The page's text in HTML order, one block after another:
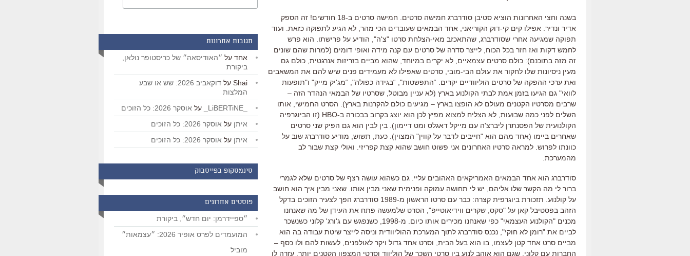
בשנה וחצי האחרונות הוציא סטיבן סודרברג חמישה סרטים. חמישה סרטים ב-18 חודשים! זה הספק
אדיר ונדיר. אפילו קים קי-דוק הקוריאני, אחד הבמאים שעובדים הכי מהר, לא הגיע לתפוקה כזאת. ועוד
תפוקה שמגיעה אחרי שסודרברג, שהתאכזב מאי-הצלחת סרטו "צ'ה", הודיע על פרישתו. הוא פרש
לחמש דקות ואז חזר בכל הכוח, לייצר סדרה של סרטים עם קנה מידה ואופי דומים (למרות שהם שונים
זה מזה בתוכנם): כולם סרטים עצמאיים, לא יקרים במיוחד, שהוא מביים בזריזות אנרגטית, כולם גם
מעין ניסיונות שלו לחקור את עולם הבי-מובי, סרטים שאפילו לא מעמידים פנים שיש להם את המשאבים
ואת ערכי ההפקה של סרטים הוליוודיים יקרים. “התפשטות", “בגידה כפולה", “מג'יק מייק" ו"תופעות
לוואי" גם הגיעו בזמן אמת לבתי הקולנוע בארץ (לא עניין מבוטל, שסרטיו של הבמאי הנהדר הזה –
שרבים מסרטיו הקטנים מעולם לא הופצו בארץ – מגיעים כולם להקרנות בארץ). הסרט החמישי, אותו
השלים לפני כמה שבועות, לא הצליח למצוא מפיץ לכן הוא יוצג בקרוב בבכורה ב-HBO (זו הביוגרפיה
הקולנועית של הפסנתרן ליברצ'ה עם מייקל דאגלס ומט דיימון). בין לבין הוא גם הפיק שני סרטים
שאחרים ביימו (אחד מהם הוא "חייבים לדבר על קווין" המצוין). כעת, תשוש, מודיע סודרברג שוב על
כוונתו לפרוש. למראה סרטיו האחרונים אני פשוט חושב שהוא קצת קפריזי. ואולי קצת שבור לב
מהמערכת.
סודרברג הוא אחד הבמאים האמריקאים האהובים עליי. גם כשהוא עושה רצף של סרטים שלא לגמרי
ברור לי מה הקשר שלו אליהם, יש לי תחושה עמוקה ופנימית שאני מבין אותו. שאני מבין איך הוא חושב
על קולנוע. תזכורת ביוגרפית קצרה: כבר עם סרטו הראשון מ-1989 סודרברג הפך לצעיר הזוכים בדקל
הזהב בפסטיבל קאן על "סקס, שקרים ווידיאוטייפ", הסרט שלמעשה פתח את העידן של מה שאנחנו
מכנים "הקולנוע העצמאי" כפי שאנחנו מכירים אותו כיום. מ-1998, כשנפגש עם ג'ורג' קלוני כשנשכר
לביים את "רומן לא חוקי", נכנס סודרברג לתוך המערכת ההוליוודית וניסה לייצר שיטת עבודה בה הוא
מביים סרט אחד קטן לעצמו, בו הוא בעל הבית, וסרט אחד גדול ויקר לאולפנים, לעשות להם ולו כסף –
החברות עם קלוני, שגם הוא אוהב לנוע בין סרטי השכר של הוליווד וסרטי המצפון הקטנים יותר, עזרה לו
תגובות אחרונות
אחד על ״האודיסאה״ של כריסטופר נולאן,
ביקורת
Shai על
דוקאביב 2026: שש או שבע
המלצות
על אוסקר 2026: כל הזוכים
איתן על אוסקר 2026: כל הזוכים
איתן על אוסקר 2026: כל הזוכים
סינמסקופ בפייסבוק
פוסטים אחרונים
״ספיידרמן: יום חדש״, ביקורת
המועמדים לפרס אופיר 2026: ״עצמאות״
מוביל